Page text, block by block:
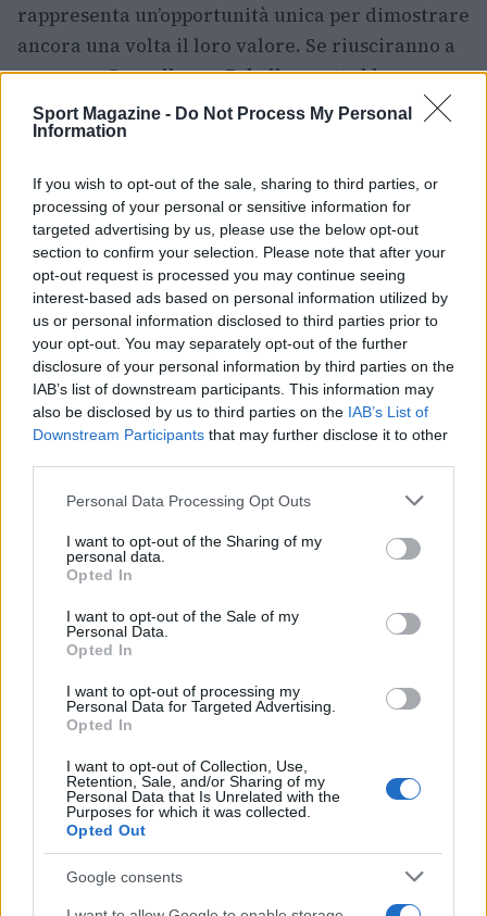
Sport Magazine - Do Not Process My Personal
Information
If you wish to opt-out of the sale, sharing to third parties, or
processing of your personal or sensitive information for
targeted advertising by us, please use the below opt-out
section to confirm your selection. Please note that after your
opt-out request is processed you may continue seeing
interest-based ads based on personal information utilized by
us or personal information disclosed to third parties prior to
your opt-out. You may separately opt-out of the further
disclosure of your personal information by third parties on the
IAB’s list of downstream participants. This information may
also be disclosed by us to third parties on the IAB’s List of
Downstream Participants that may further disclose it to other
Please note that this website/app uses one or more Google
not limited to your visit or usage behaviour. You may click to
grant or deny consent to Google and its third-party tags to
use your data for below specified purposes in below Google
consent section.
Personal Data Processing Opt Outs
I want to opt-out of the Sharing of my
personal data.
Opted In
I want to opt-out of the Sale of my
Personal Data.
Opted In
I want to opt-out of processing my
Personal Data for Targeted Advertising.
Opted In
I want to opt-out of Collection, Use,
Retention, Sale, and/or Sharing of my
Personal Data that Is Unrelated with the
Purposes for which it was collected.
Opted Out
Google consents
rappresenta un’opportunità unica per dimostrare
ancora una volta il loro valore. Se riusciranno a
superare Granollers e Zeballos, potrebbero
diventare i primi italiani a vincere il doppio
maschile a Parigi da molti anni.
La sfida contro i numeri uno del tabellone sarà
dura, ma Bolelli e Vavassori hanno già
dimostrato di saper affrontare le situazioni più
complicate. Con la loro esperienza e la loro
intesa sul campo, potrebbero sorprendere tutti e
raggiungere la finale del torneo.
AUTORE
Ilaria Mauri
giornalismo sportivo dopo una notte al
coordina le pagine di competizioni e
commenti. In redazione predilige reportage
partita come prova della svolta.